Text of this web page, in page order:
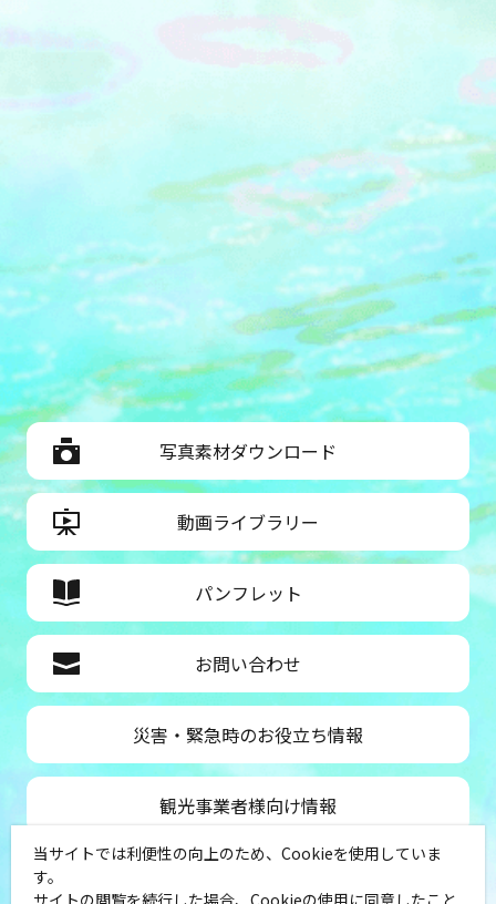
写真素材ダウンロード
動画ライブラリー
パンフレット
お問い合わせ
災害・緊急時のお役立ち情報
観光事業者様向け情報
公益社団法人神奈川県観光協会
当サイトでは利便性の向上のため、Cookieを使用していま
す。
サイトの閲覧を続行した場合、Cookieの使用に同意したこと